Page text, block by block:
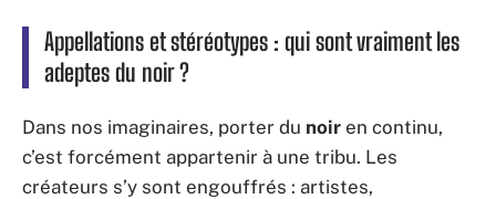
Appellations et stéréotypes : qui sont vraiment les
adeptes du noir ?
Dans nos imaginaires, porter du noir en continu,
c’est forcément appartenir à une tribu. Les
créateurs s’y sont engouffrés : artistes,